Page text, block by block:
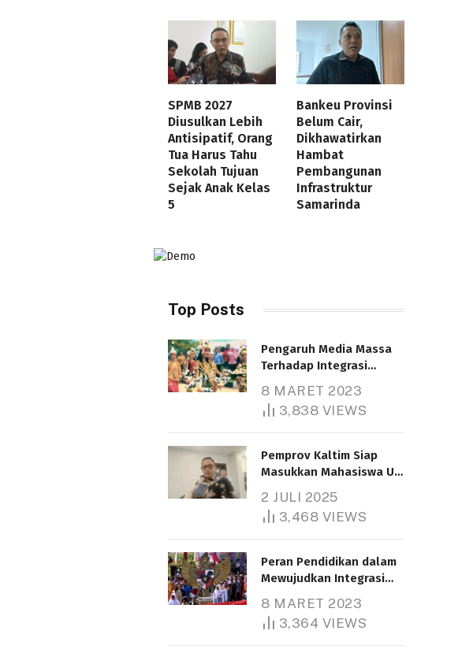
SPMB 2027
Diusulkan Lebih
Antisipatif, Orang
Tua Harus Tahu
Sekolah Tujuan
Sejak Anak Kelas
5
Bankeu Provinsi
Belum Cair,
Dikhawatirkan
Hambat
Pembangunan
Infrastruktur
Samarinda
Top Posts
Pengaruh Media Massa
Terhadap Integrasi
8 MARET 2023
3,838 VIEWS
Pemprov Kaltim Siap
Masukkan Mahasiswa UT
Bantuan Pendidikan
Gratispol
2 JULI 2025
3,468 VIEWS
Peran Pendidikan dalam
Mewujudkan Integrasi
8 MARET 2023
3,364 VIEWS